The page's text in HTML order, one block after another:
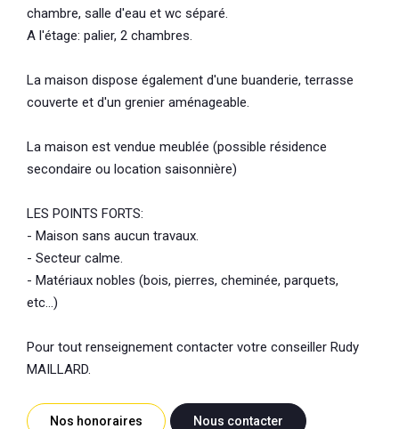
chambre, salle d'eau et wc séparé.
A l'étage: palier, 2 chambres.
La maison dispose également d'une buanderie, terrasse
couverte et d'un grenier aménageable.
La maison est vendue meublée (possible résidence
secondaire ou location saisonnière)
LES POINTS FORTS:
- Maison sans aucun travaux.
- Secteur calme.
- Matériaux nobles (bois, pierres, cheminée, parquets,
etc...)
Pour tout renseignement contacter votre conseiller Rudy
MAILLARD.
Nos honoraires Nous contacter